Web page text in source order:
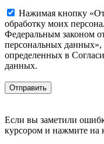
Нажимая кнопку
обработку моих
Федеральным законом
персональных данных»,
определенных в
данных.
Если вы заметили
курсором и нажмите на